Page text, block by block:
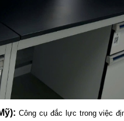
Công cụ đắc lực trong việc